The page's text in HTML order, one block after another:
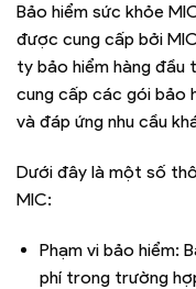
Bảo hiểm sức khỏe
được cung cấp bởi
ty bảo hiểm hàng đầu
cung cấp các gói bảo
và đáp ứng nhu cầu
Dưới đây là một số
MIC:
Phạm vi bảo hiểm:
phí trong trường